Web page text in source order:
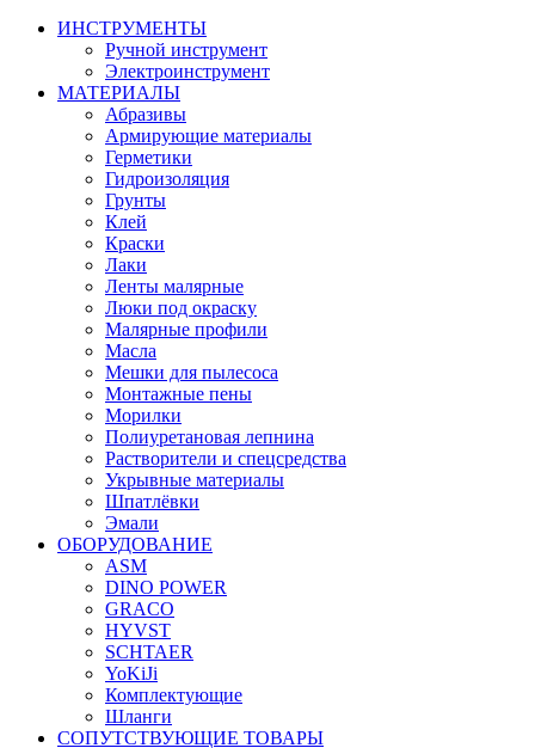
ИНСТРУМЕНТЫ
Ручной инструмент
Электроинструмент
МАТЕРИАЛЫ
Абразивы
Армирующие материалы
Герметики
Гидроизоляция
Грунты
Клей
Краски
Лаки
Ленты малярные
Люки под окраску
Малярные профили
Масла
Мешки для пылесоса
Монтажные пены
Морилки
Полиуретановая лепнина
Растворители и спецсредства
Укрывные материалы
Шпатлёвки
Эмали
ОБОРУДОВАНИЕ
ASM
DINO POWER
GRACO
HYVST
SCHTAER
YoKiJi
Комплектующие
Шланги
СОПУТСТВУЮЩИЕ ТОВАРЫ